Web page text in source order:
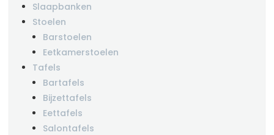
Slaapbanken
Stoelen
Barstoelen
Eetkamerstoelen
Tafels
Bartafels
Bijzettafels
Eettafels
Salontafels